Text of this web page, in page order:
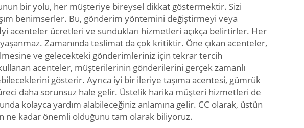
bir yolu, her müşteriye bireysel dikkat göstermektir. Sizi
benimserler. Bu, gönderim yöntemini değiştirmeyi veya
acenteler ücretleri ve sundukları hizmetleri açıkça belirtirler. Her
Zamanında teslimat da çok kritiktir. Öne çıkan acenteler,
ve gelecekteki gönderimleriniz için tekrar tercih
acenteler, müşterilerinin gönderilerini gerçek zamanlı
gösterir. Ayrıca iyi bir ileriye taşıma acentesi, gümrük
daha sorunsuz hale gelir. Üstelik harika müşteri hizmetleri de
kolayca yardım alabileceğiniz anlamına gelir. CC olarak, üstün
ne kadar önemli olduğunu tam olarak biliyoruz.